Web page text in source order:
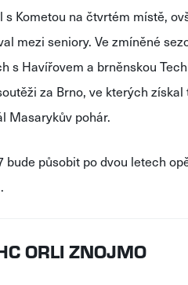
s Kometou na čtvrtém místě,
mezi seniory. Ve zmíněné
s Havířovem a brněnskou
za Brno, ve kterých získal
Masarykův pohár.
bude působit podvou letech
.
ORLI ZNOJMO